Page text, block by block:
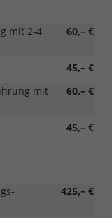
60,– €
mit 2-4
45,– €
60,– €
mit
45,– €
425,– €